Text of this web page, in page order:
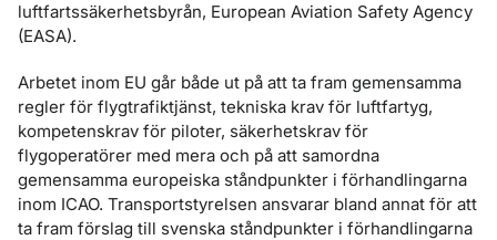
luftfartssäkerhetsbyrån, European Aviation Safety Agency
(EASA).
Arbetet inom EU går både ut på att ta fram gemensamma
regler för flygtrafiktjänst, tekniska krav för luftfartyg,
kompetenskrav för piloter, säkerhetskrav för
flygoperatörer med mera och på att samordna
gemensamma europeiska ståndpunkter i förhandlingarna
inom ICAO. Transportstyrelsen ansvarar bland annat för att
ta fram förslag till svenska ståndpunkter i förhandlingarna